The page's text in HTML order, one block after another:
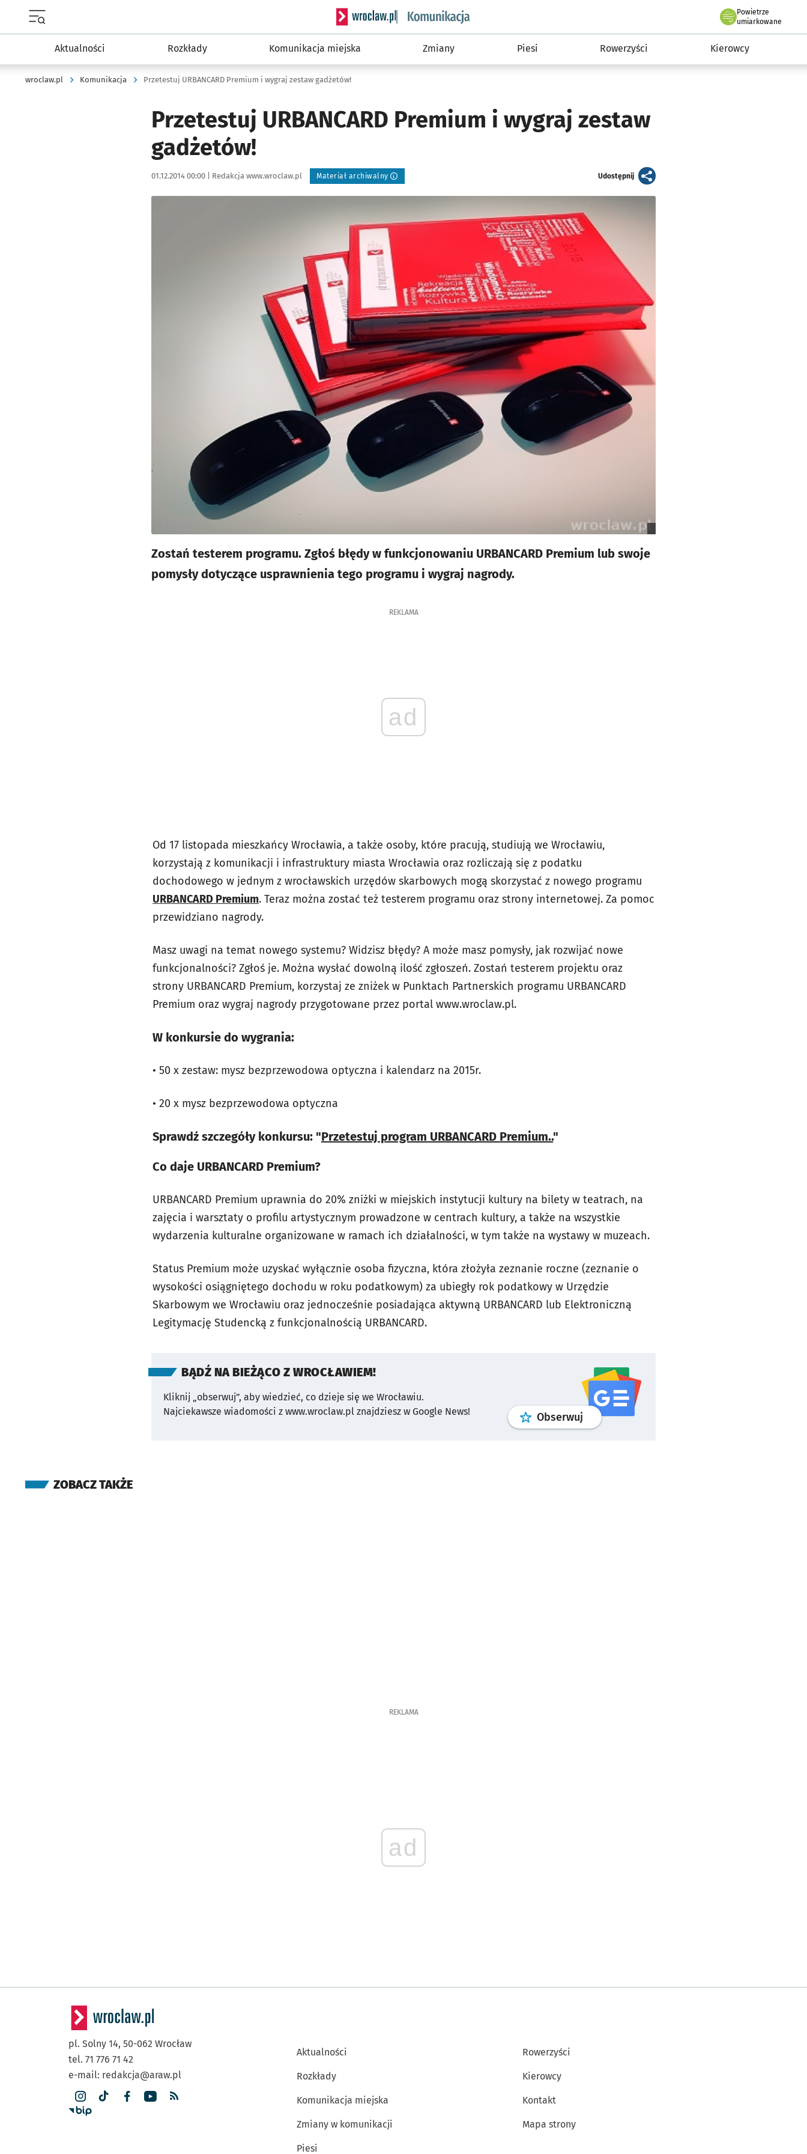
Serwis informacyjny wroclaw.pl podserwis: Komunikacja
Powietrze
we Wrocławiu
umiarkowane
Aktualności Rozkłady Komunikacja miejska Zmiany Piesi Rowerzyści Kierowcy
wroclaw.pl Komunikacja Przetestuj URBANCARD Premium i wygraj zestaw gadżetów!
Przetestuj URBANCARD Premium i wygraj zestaw
gadżetów!
Data publikacji:
01.12.2014 00:00 | Autor:
Redakcja www.wroclaw.pl Materiał archiwalny Udostępnijartykuł
Zostań testerem programu. Zgłoś błędy w funkcjonowaniu URBANCARD Premium lub swoje
pomysły dotyczące usprawnienia tego programu i wygraj nagrody.
REKLAMA
ad
Od 17 listopada mieszkańcy Wrocławia, a także osoby, które pracują, studiują we Wrocławiu,
korzystają z komunikacji i infrastruktury miasta Wrocławia oraz rozliczają się z podatku
dochodowego w jednym z wrocławskich urzędów skarbowych mogą skorzystać z nowego programu
URBANCARD Premium. Teraz można zostać też testerem programu oraz strony internetowej. Za pomoc
przewidziano nagrody.
Masz uwagi na temat nowego systemu? Widzisz błędy? A może masz pomysły, jak rozwijać nowe
funkcjonalności? Zgłoś je. Można wysłać dowolną ilość zgłoszeń. Zostań testerem projektu oraz
strony URBANCARD Premium, korzystaj ze zniżek w Punktach Partnerskich programu URBANCARD
Premium oraz wygraj nagrody przygotowane przez portal www.wroclaw.pl.
W konkursie do wygrania:
• 50 x zestaw: mysz bezprzewodowa optyczna i kalendarz na 2015r.
• 20 x mysz bezprzewodowa optyczna
Sprawdź szczegóły konkursu: "Przetestuj program URBANCARD Premium.."
Co daje URBANCARD Premium?
URBANCARD Premium uprawnia do 20% zniżki w miejskich instytucji kultury na bilety w teatrach, na
zajęcia i warsztaty o profilu artystycznym prowadzone w centrach kultury, a także na wszystkie
wydarzenia kulturalne organizowane w ramach ich działalności, w tym także na wystawy w muzeach.
Status Premium może uzyskać wyłącznie osoba fizyczna, która złożyła zeznanie roczne (zeznanie o
wysokości osiągniętego dochodu w roku podatkowym) za ubiegły rok podatkowy w Urzędzie
Skarbowym we Wrocławiu oraz jednocześnie posiadająca aktywną URBANCARD lub Elektroniczną
Legitymację Studencką z funkcjonalnością URBANCARD.
BĄDŹ NA BIEŻĄCO Z WROCŁAWIEM!
Kliknij „obserwuj”, aby wiedzieć, co dzieje się we Wrocławiu.
Najciekawsze wiadomości z www.wroclaw.pl znajdziesz w Google News!
Obserwuj profilgoogle news
ZOBACZ TAKŻE
REKLAMA
ad
pl. Solny 14, 50-062 Wrocław
tel. 71 776 71 42
e-mail: redakcja@araw.pl
Aktualności
Rozkłady
Komunikacja miejska
Zmiany w komunikacji
Piesi
Rowerzyści
Kierowcy
Kontakt
Mapa strony